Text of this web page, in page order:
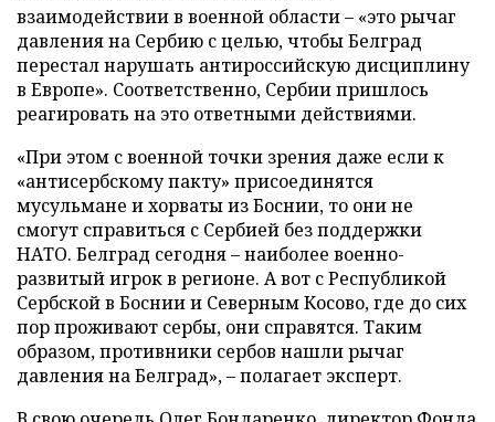
взаимодействии в военной области – «это рычаг
давления на Сербию с целью, чтобы Белград
перестал нарушать антироссийскую дисциплину
в Европе». Соответственно, Сербии пришлось
реагировать на это ответными действиями.
«При этом с военной точки зрения даже если к
«антисербскому пакту» присоединятся
мусульмане и хорваты из Боснии, то они не
смогут справиться с Сербией без поддержки
НАТО. Белград сегодня – наиболее военно-
развитый игрок в регионе. А вот с Республикой
Сербской в Боснии и Северным Косово, где до сих
пор проживают сербы, они справятся. Таким
образом, противники сербов нашли рычаг
давления на Белград», – полагает эксперт.